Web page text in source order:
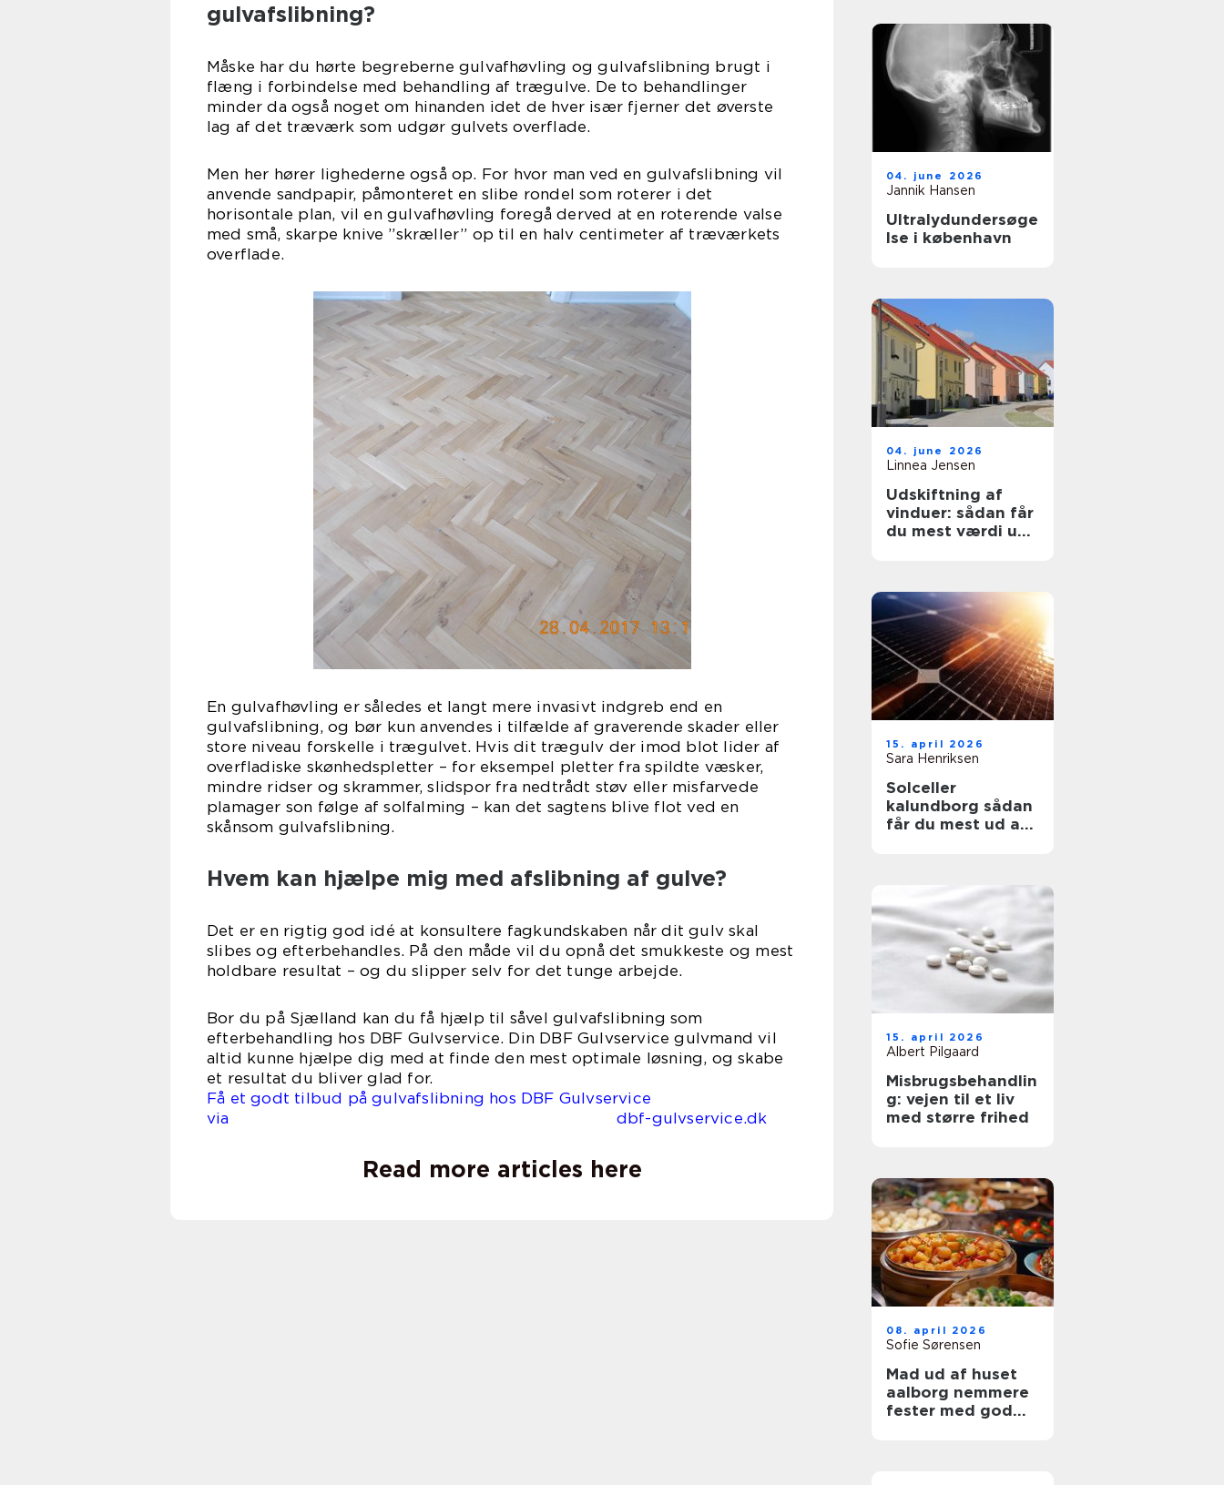
gulvafslibning?
Måske har du hørte begreberne gulvafhøvling og gulvafslibning brugt i
flæng i forbindelse med behandling af trægulve. De to behandlinger
minder da også noget om hinanden idet de hver især fjerner det øverste
lag af det træværk som udgør gulvets overflade.
Men her hører lighederne også op. For hvor man ved en gulvafslibning vil
anvende sandpapir, påmonteret en slibe rondel som roterer i det
horisontale plan, vil en gulvafhøvling foregå derved at en roterende valse
med små, skarpe knive ”skræller” op til en halv centimeter af træværkets
overflade.
En gulvafhøvling er således et langt mere invasivt indgreb end en
gulvafslibning, og bør kun anvendes i tilfælde af graverende skader eller
store niveau forskelle i trægulvet. Hvis dit trægulv der imod blot lider af
overfladiske skønhedspletter – for eksempel pletter fra spildte væsker,
mindre ridser og skrammer, slidspor fra nedtrådt støv eller misfarvede
plamager son følge af solfalming – kan det sagtens blive flot ved en
skånsom gulvafslibning.
Hvem kan hjælpe mig med afslibning af gulve?
Det er en rigtig god idé at konsultere fagkundskaben når dit gulv skal
slibes og efterbehandles. På den måde vil du opnå det smukkeste og mest
holdbare resultat – og du slipper selv for det tunge arbejde.
Bor du på Sjælland kan du få hjælp til såvel gulvafslibning som
efterbehandling hos DBF Gulvservice. Din DBF Gulvservice gulvmand vil
altid kunne hjælpe dig med at finde den mest optimale løsning, og skabe
et resultat du bliver glad for.
Få et godt tilbud på gulvafslibning hos DBF Gulvservice
via dbf-gulvservice.dk
Read more articles here
04. june 2026
Jannik Hansen
Ultralydundersøge
lse i københavn
04. june 2026
Linnea Jensen
Udskiftning af
vinduer: sådan får
du mest værdi ud
15. april 2026
Sara Henriksen
Solceller
kalundborg sådan
får du mest ud af
15. april 2026
Albert Pilgaard
Misbrugsbehandlin
g: vejen til et liv
med større frihed
08. april 2026
Sofie Sørensen
Mad ud af huset
aalborg nemmere
fester med god